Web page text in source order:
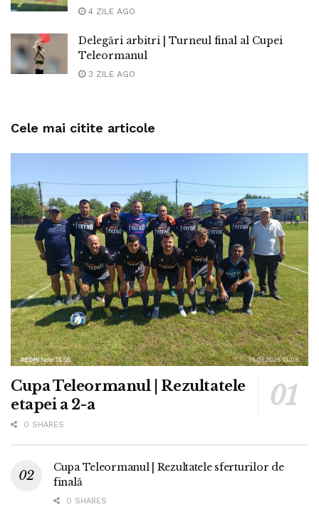
4 ZILE AGO
Delegări arbitri | Turneul final al Cupei
Teleormanul
3 ZILE AGO
Cele mai citite articole
Cupa Teleormanul | Rezultatele
etapei a 2-a
0 SHARES
Cupa Teleormanul | Rezultatele sferturilor de
finală
0 SHARES